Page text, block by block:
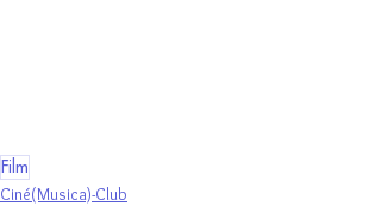
Film
Ciné(Musica)-Club